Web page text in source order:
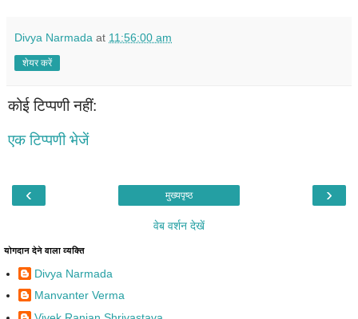
Divya Narmada at 11:56:00 am
शेयर करें
कोई टिप्पणी नहीं:
एक टिप्पणी भेजें
‹ ›
मुख्यपृष्ठ
वेब वर्शन देखें
योगदान देने वाला व्यक्ति
Divya Narmada
Manvanter Verma